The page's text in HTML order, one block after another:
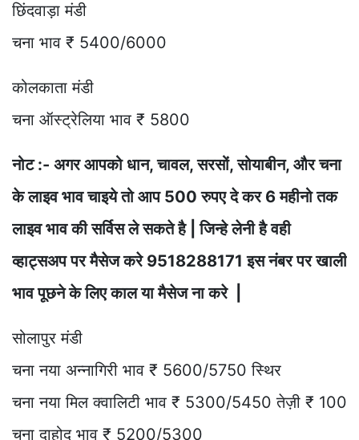
छिंदवाड़ा मंडी
चना भाव ₹ 5400/6000
कोलकाता मंडी
चना ऑस्ट्रेलिया भाव ₹ 5800
नोट :- अगर आपको धान, चावल, सरसों, सोयाबीन, और चना
के लाइव भाव चाइये तो आप 500 रुपए दे कर 6 महीनो तक
लाइव भाव की सर्विस ले सकते है | जिन्हे लेनी है वही
व्हाट्सअप पर मैसेज करे 9518288171 इस नंबर पर खाली
भाव पूछने के लिए काल या मैसेज ना करे |
सोलापुर मंडी
चना नया अन्नागिरी भाव ₹ 5600/5750 स्थिर
चना नया मिल क्वालिटी भाव ₹ 5300/5450 तेज़ी ₹ 100
चना दाहोद भाव ₹ 5200/5300